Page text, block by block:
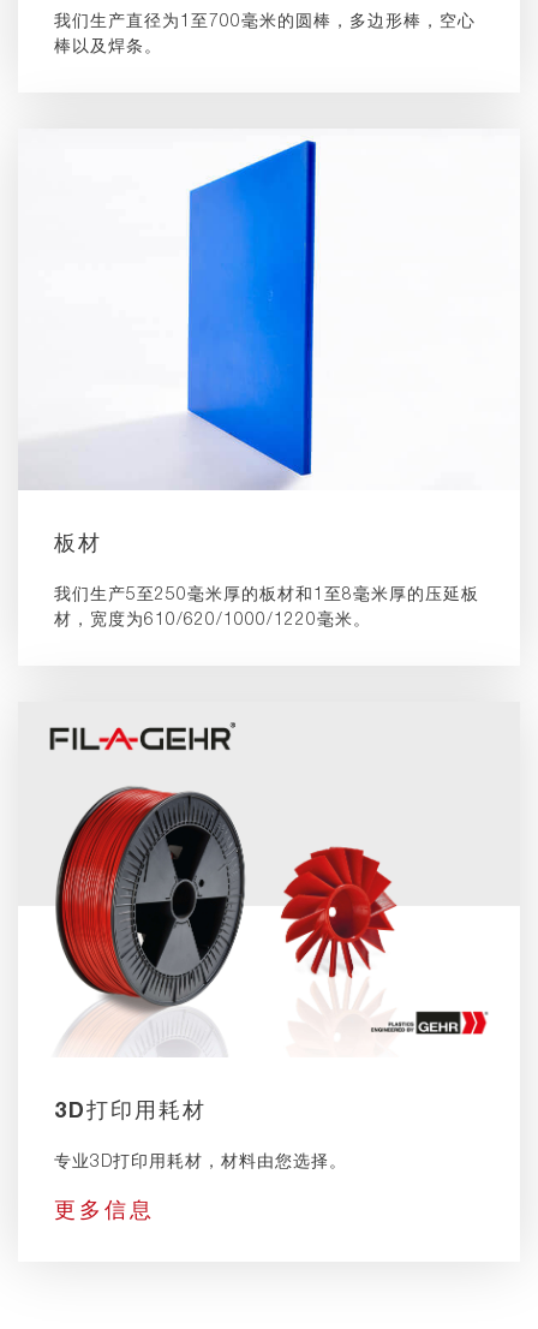
我们生产直径为1至700毫米的圆棒，多边形棒，空心
棒以及焊条。
板材
我们生产5至250毫米厚的板材和1至8毫米厚的压延板
材，宽度为610/620/1000/1220毫米。
3D打印用耗材
专业3D打印用耗材，材料由您选择。
更多信息